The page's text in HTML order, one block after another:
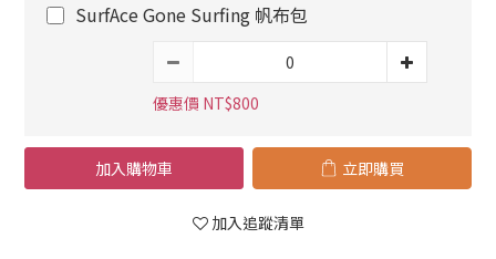
SurfAce Gone Surfing 帆布包
優惠價 NT$800
加入購物車 立即購買
加入追蹤清單